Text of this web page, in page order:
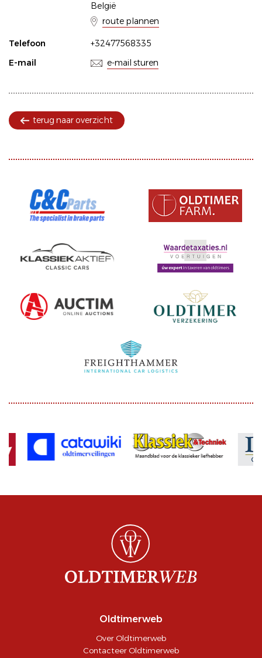
België
route plannen
Telefoon
+32477568335
E-mail
e-mail sturen
terug naar overzicht
Oldtimerweb
Over Oldtimerweb
Contacteer Oldtimerweb